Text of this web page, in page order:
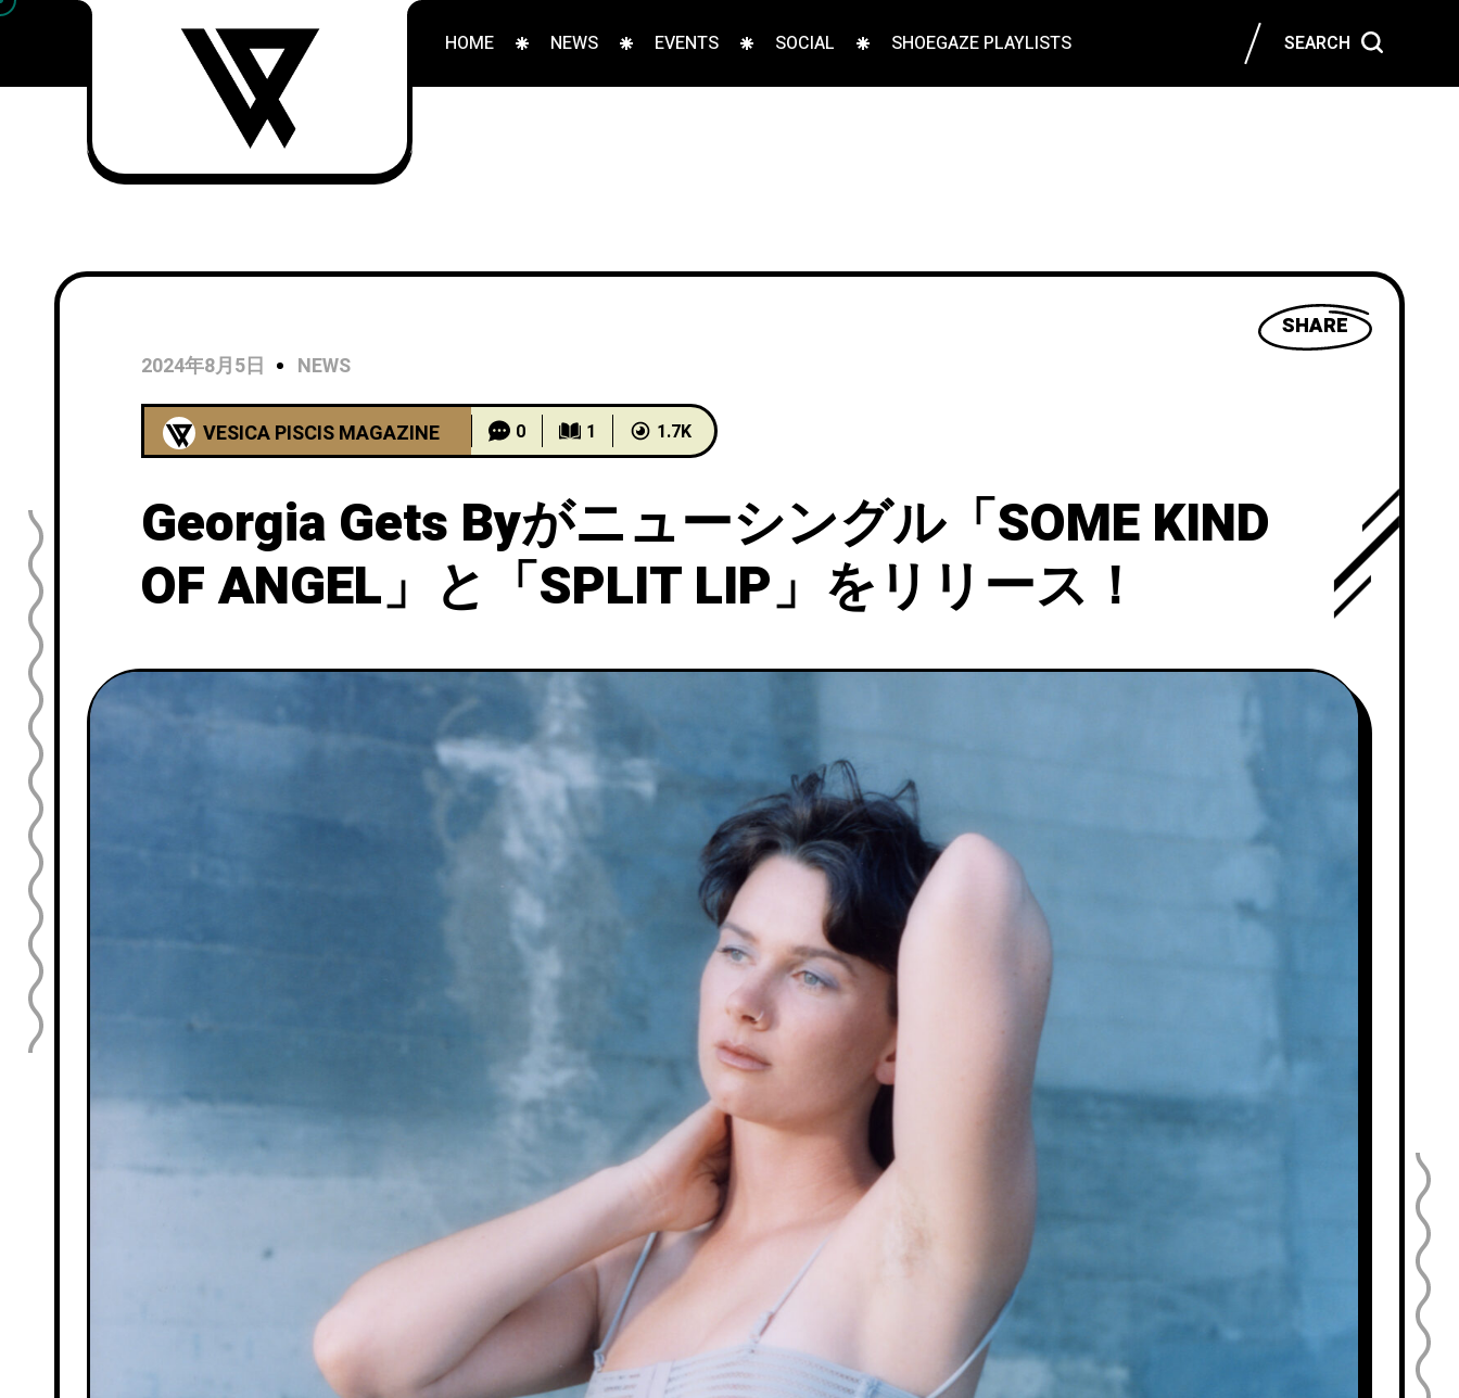
HOME NEWS EVENTS SOCIAL SHOEGAZE PLAYLISTS SEARCH
SHARE
2024年8月5日
NEWS
VESICA PISCIS MAGAZINE 0 1 1.7K
Georgia Gets Byがニューシングル「SOME KIND
OF ANGEL」と「SPLIT LIP」をリリース！